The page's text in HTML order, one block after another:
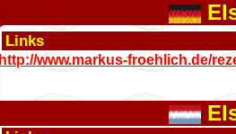
Links
http://www.markus-froehlich.de/